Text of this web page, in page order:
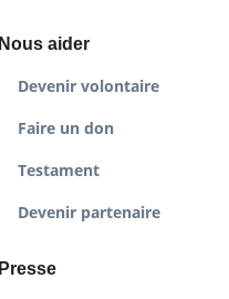
Nous aider
Devenir volontaire
Faire un don
Testament
Devenir partenaire
Presse